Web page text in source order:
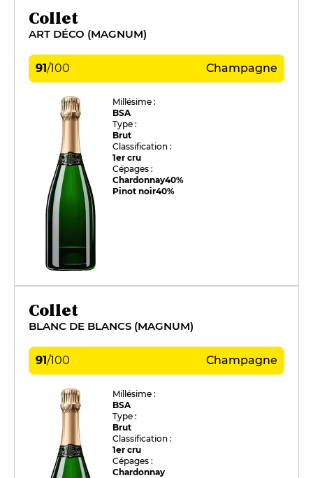
Collet
ART DÉCO (MAGNUM)
91/100 Champagne
Millésime :
BSA
Type :
Brut
Classification :
1er cru
Cépages :
Chardonnay40%
Pinot noir40%
Collet
BLANC DE BLANCS (MAGNUM)
91/100 Champagne
Millésime :
BSA
Type :
Brut
Classification :
1er cru
Cépages :
Chardonnay